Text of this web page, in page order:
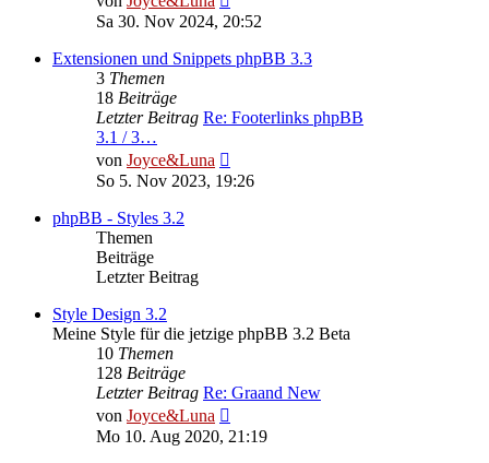
Beitrag
Sa 30. Nov 2024, 20:52
Extensionen und Snippets phpBB 3.3
3 Themen
18 Beiträge
Letzter Beitrag Re: Footerlinks phpBB
3.1 / 3…
von Joyce&Luna
Beitrag
So 5. Nov 2023, 19:26
phpBB - Styles 3.2
Themen
Beiträge
Letzter Beitrag
Style Design 3.2
Meine Style für die jetzige phpBB 3.2 Beta
10 Themen
128 Beiträge
Letzter Beitrag Re: Graand New
von Joyce&Luna
Beitrag
Mo 10. Aug 2020, 21:19